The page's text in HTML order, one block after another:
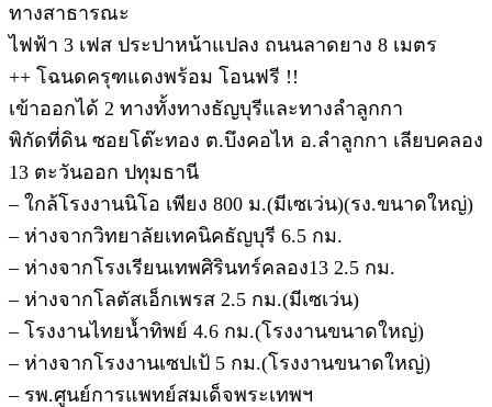
ทางสาธารณะ
ไฟฟ้า 3 เฟส ประปาหน้าแปลง ถนนลาดยาง 8 เมตร
++ โฉนดครุฑแดงพร้อม โอนฟรี !!
เข้าออกได้ 2 ทางทั้งทางธัญบุรีและทางลำลูกกา
พิกัดที่ดิน ซอยโต๊ะทอง ต.บึงคอไห อ.ลำลูกกา เลียบคลอง
13 ตะวันออก ปทุมธานี
– ใกล้โรงงานนิโอ เพียง 800 ม.(มีเซเว่น)(รง.ขนาดใหญ่)
– ห่างจากวิทยาลัยเทคนิคธัญบุรี 6.5 กม.
– ห่างจากโรงเรียนเทพศิรินทร์คลอง13 2.5 กม.
– ห่างจากโลตัสเอ็กเพรส 2.5 กม.(มีเซเว่น)
– โรงงานไทยน้ำทิพย์ 4.6 กม.(โรงงานขนาดใหญ่)
– ห่างจากโรงงานเซปเป้ 5 กม.(โรงงานขนาดใหญ่)
– รพ.ศูนย์การแพทย์สมเด็จพระเทพฯ